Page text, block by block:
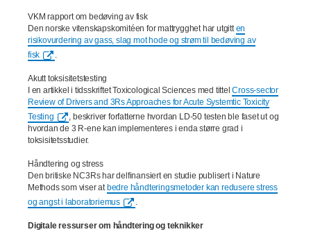
VKM rapport om bedøving av fisk
Den norske vitenskapskomitéen for mattrygghet har utgitten
risikovurdering av gass, slag mot hode og strøm til bedøving av
fisk
.
Akutt toksisitetstesting
I en artikkel i tidsskriftet Toxicological Sciences med tittelCross-sector
Review of Drivers and 3Rs Approaches for Acute Systemtic Toxicity
Testing
, beskriver forfatterne hvordan LD-50 testen ble faset ut og
hvordan de 3 R-ene kan implementeres i enda større grad i
toksisitetsstudier.
Håndtering og stress
Den britiske NC3Rs har delfinansiert en studie publisert i Nature
Methods som viser at bedre håndteringsmetoder kan redusere stress
og angst i laboratoriemus
.
Digitale ressurser om håndtering og teknikker